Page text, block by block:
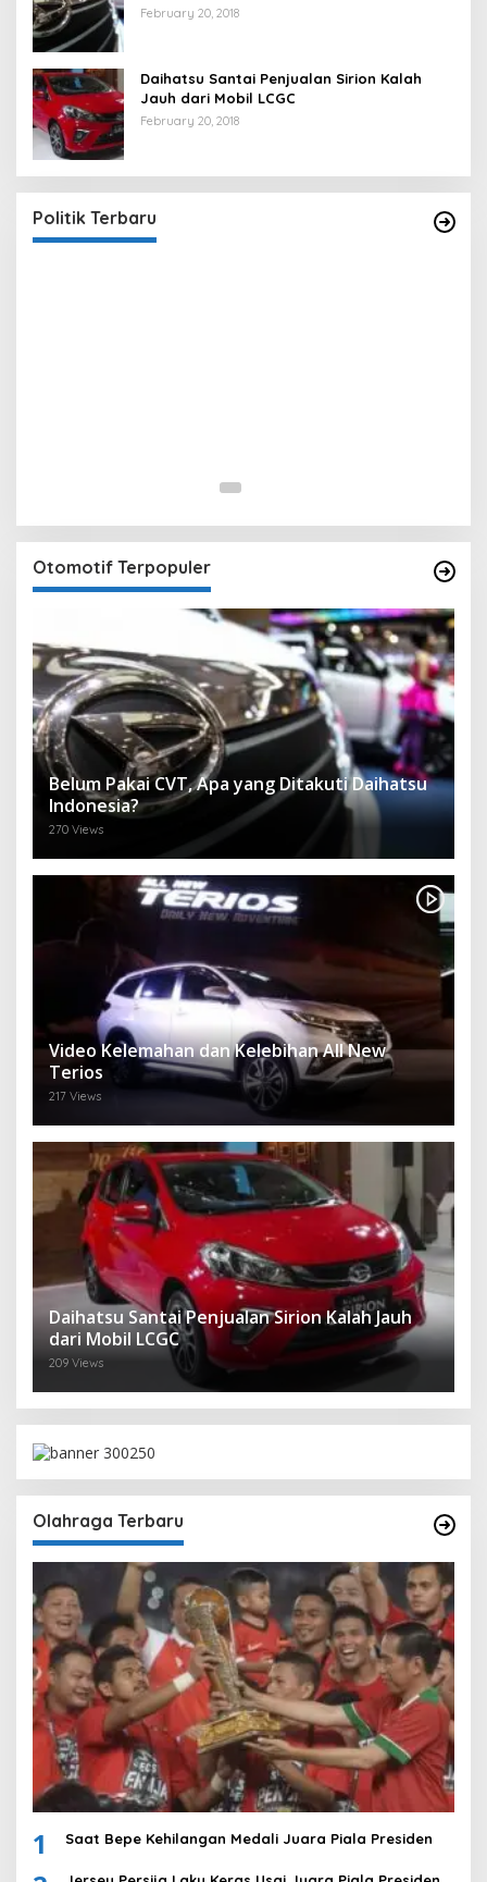
February 20, 2018
Daihatsu Santai Penjualan Sirion Kalah
Jauh dari Mobil LCGC
February 20, 2018
Politik Terbaru
Strategi PPP Menangkan Duet Ganjar dan Gus
Yasin
In Berita, Politik |
Otomotif Terpopuler
Belum Pakai CVT, Apa yang Ditakuti Daihatsu
Indonesia?
270 Views
Video Kelemahan dan Kelebihan All New
Terios
217 Views
Daihatsu Santai Penjualan Sirion Kalah Jauh
dari Mobil LCGC
209 Views
Olahraga Terbaru
1 Saat Bepe Kehilangan Medali Juara Piala Presiden